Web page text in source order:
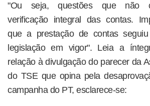
"Ou seja, questões que não
verificação integral das contas.
que a prestação de contas
legislação em vigor". Leia a
relação à divulgação do parecer da
do TSE que opina pela
campanha do PT, esclarece-se: